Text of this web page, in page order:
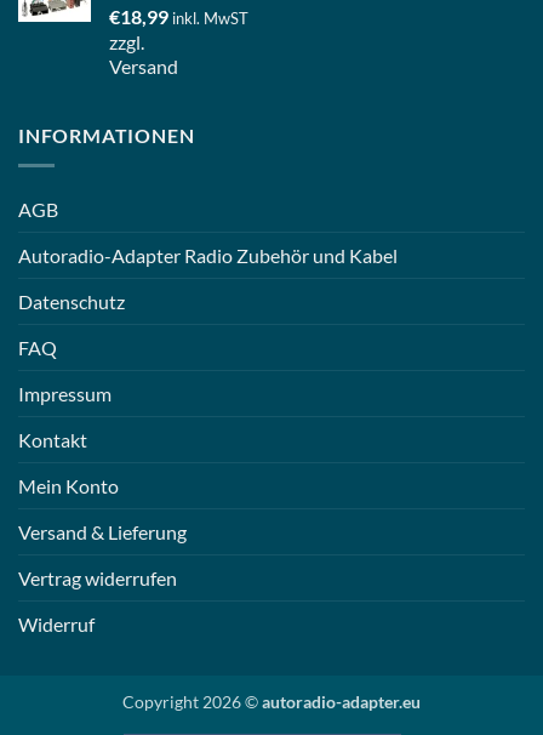
€18,99 inkl. MwST
zzgl.
Versand
INFORMATIONEN
AGB
Autoradio-Adapter Radio Zubehör und Kabel
Datenschutz
FAQ
Impressum
Kontakt
Mein Konto
Versand & Lieferung
Vertrag widerrufen
Widerruf
Copyright 2026 ©autoradio-adapter.eu